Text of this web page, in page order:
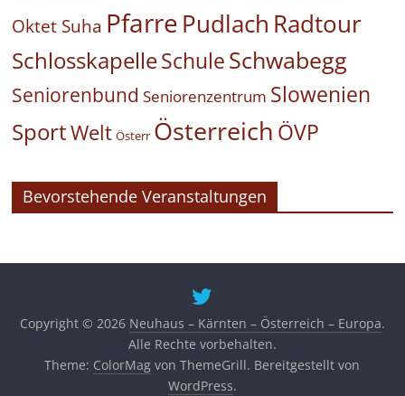
Oktet Suha PfarrePudlach Radtour
SchlosskapelleSchuleSchwabegg
Seniorenbund Seniorenzentrum Slowenien
SportWelt Österr Österreich ÖVP
Bevorstehende Veranstaltungen
Copyright © 2026 Neuhaus – Kärnten – Österreich – Europa.
Alle Rechte vorbehalten.
Theme: ColorMag von ThemeGrill. Bereitgestellt von
WordPress.